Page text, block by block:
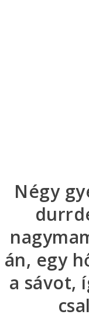
Négy
án, egy
a sávot,